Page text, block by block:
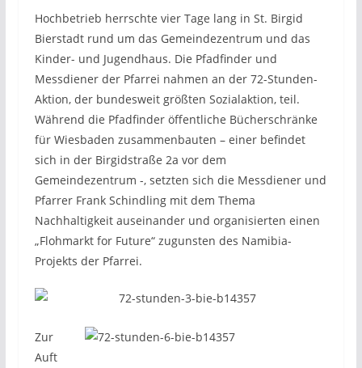
Hochbetrieb herrschte vier Tage lang in St. Birgid
Bierstadt rund um das Gemeindezentrum und das
Kinder- und Jugendhaus. Die Pfadfinder und
Messdiener der Pfarrei nahmen an der 72-Stunden-
Aktion, der bundesweit größten Sozialaktion, teil.
Während die Pfadfinder öffentliche Bücherschränke
für Wiesbaden zusammenbauten – einer befindet
sich in der Birgidstraße 2a vor dem
Gemeindezentrum -, setzten sich die Messdiener und
Pfarrer Frank Schindling mit dem Thema
Nachhaltigkeit auseinander und organisierten einen
„Flohmarkt for Future“ zugunsten des Namibia-
Projekts der Pfarrei.
Zur
Auft